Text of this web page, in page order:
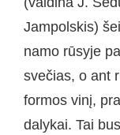
Jampolskis)
namo rūsyje
svečias, o ant
formos vinį,
dalykai. Tai